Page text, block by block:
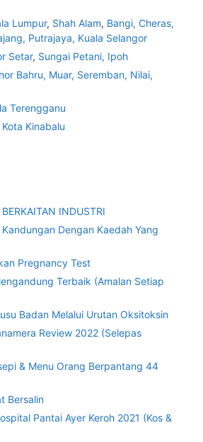
Lumpur, Shah Alam, Bangi, Cheras,
Putrajaya, Kuala Selangor
Setar, Sungai Petani, Ipoh
Bahru, Muar, Seremban, Nilai,
Terengganu
Kota Kinabalu
INDUSTRI
Dengan Kaedah Yang
Pregnancy Test
Terbaik (Amalan Setiap
Badan Melalui Urutan Oksitoksin
Review 2022 (Selepas
& Menu Orang Berpantang 44
Bersalin
Pantai Ayer Keroh 2021 (Kos &